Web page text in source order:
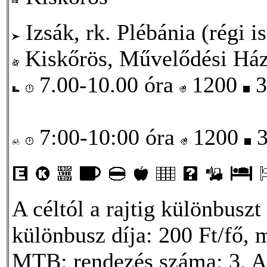
Izsák, rk. Plébánia (régi
Kiskőrös, Művelődési
7.00-10.00 óra
1200
7:00-10:00 óra 1200
A céltól a rajtig
különbusz díja: 200 Ft/fő,
MTB: rendezés száma: 3.